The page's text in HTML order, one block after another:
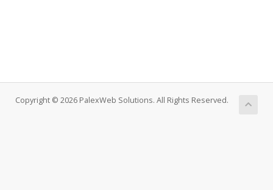
Copyright © 2026 PalexWeb Solutions. All Rights Reserved.